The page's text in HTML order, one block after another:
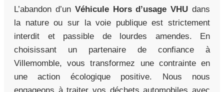
L’abandon d’un Véhicule Hors d’usage VHU dans
la nature ou sur la voie publique est strictement
interdit et passible de lourdes amendes. En
choisissant un partenaire de confiance à
Villemomble, vous transformez une contrainte en
une action écologique positive. Nous nous
engageons à traiter vos déchets automobiles avec